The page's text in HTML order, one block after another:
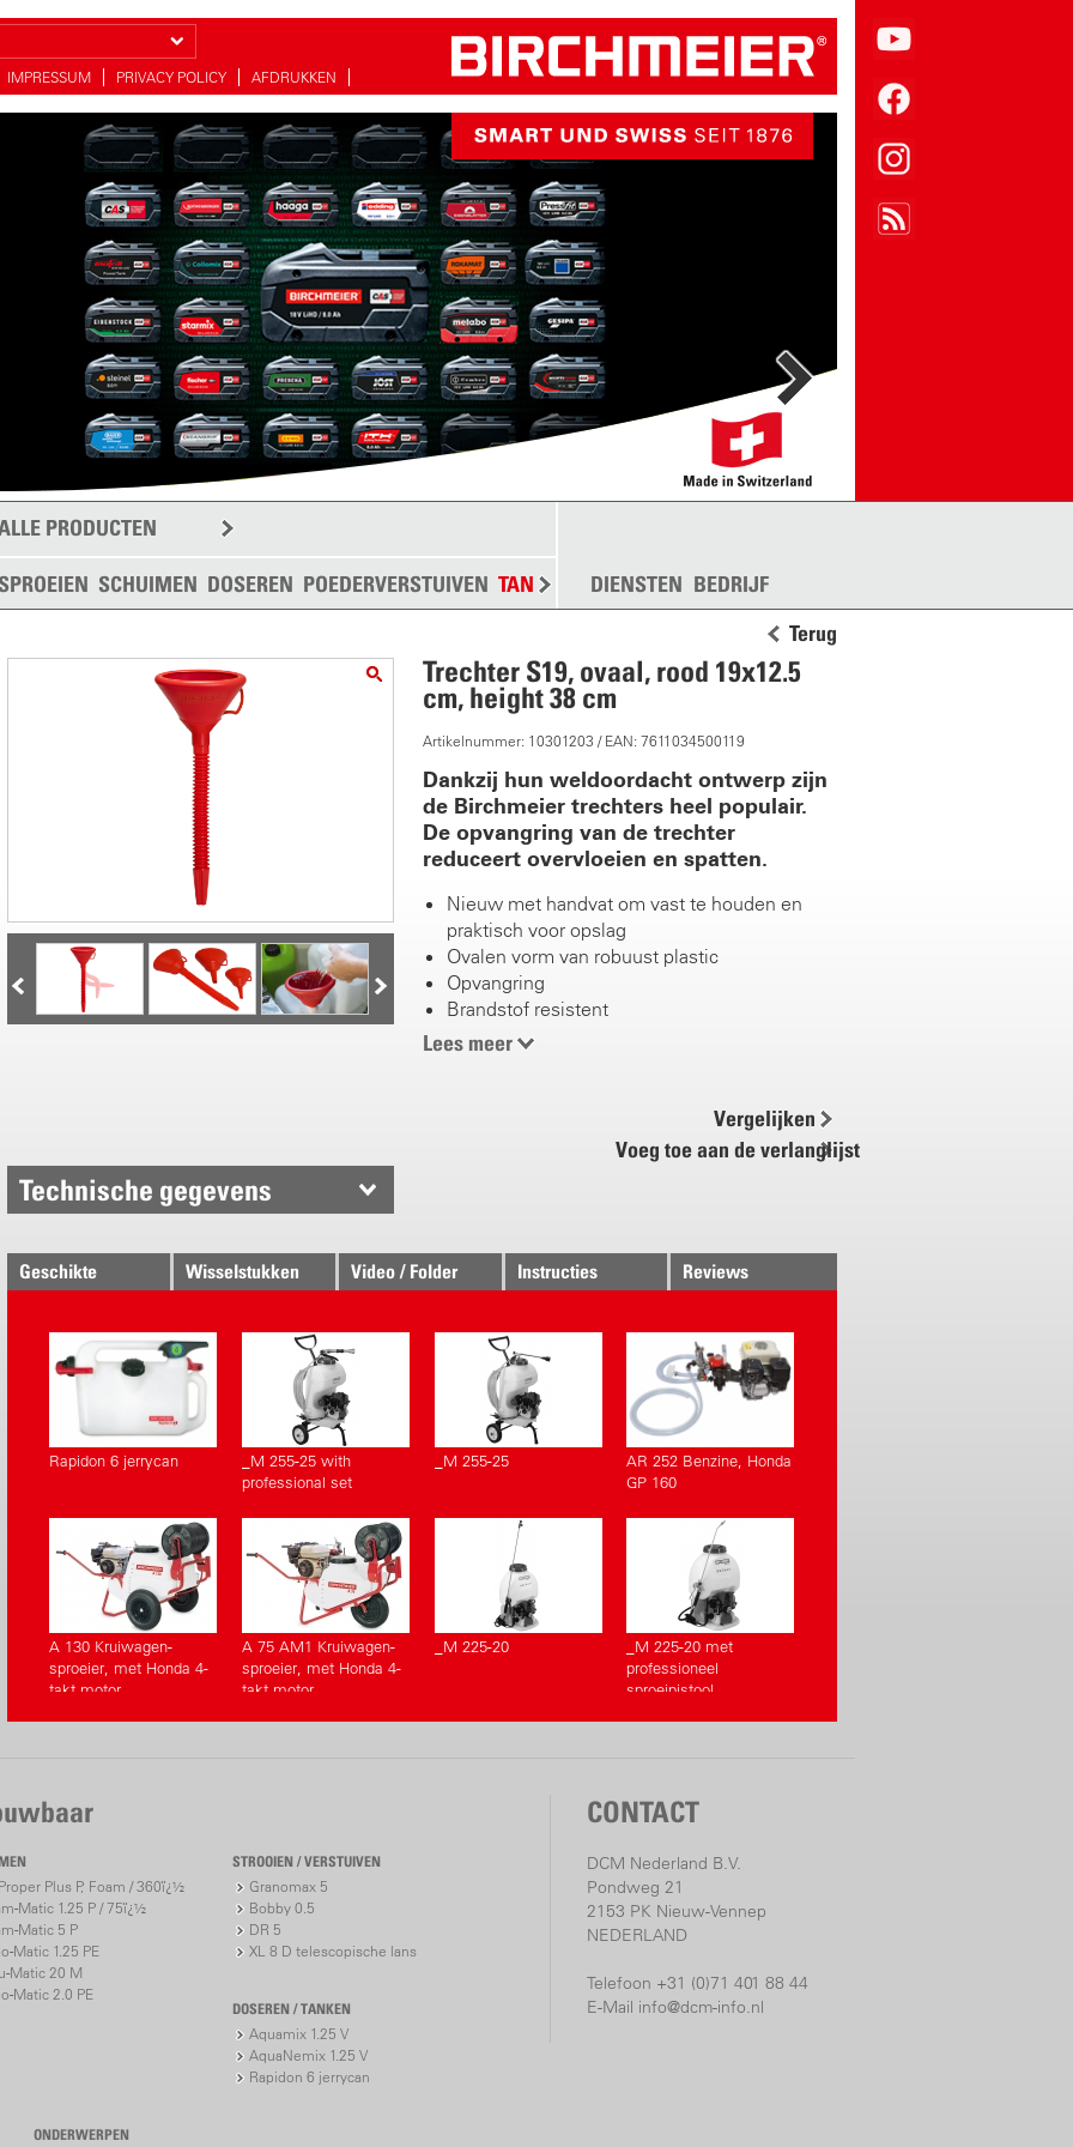
IMPRESSUM PRIVACY POLICY AFDRUKKEN
voor uw tuin meer
PRODUCTEN
SCHUIMEN DOSEREN POEDERVERSTUIVEN TANKEN STROOIEN MEER
DIENSTEN BEDRIJF
Terug
Trechter S19, ovaal, rood 19x12.5
cm, height 38 cm
Artikelnummer: 10301203 / EAN: 7611034500119
Dankzij hun weldoordacht ontwerp zijn
de Birchmeier trechters heel populair.
De opvangring van de trechter
reduceert overvloeien en spatten.
Nieuw met handvat om vast te houden en
praktisch voor opslag
Ovalen vorm van robuust plastic
Opvangring
Brandstof resistent
Fijnmazige koperen zeef met geperforeerd
Lees meer
Vergelijken
Voeg toe aan de verlanglijst
Technische gegevens
Geschikte
Wisselstukken Video / Folder Instructies Reviews
Rapidon 6 jerrycan
_M 255-25 with
professional set
_M 255-25
AR 252 Benzine, Honda
GP 160
A 130 Kruiwagen-
sproeier, met Honda 4-
takt motor
A 75 AM1 Kruiwagen-
sproeier, met Honda 4-
takt motor
_M 225-20
_M 225-20 met
professioneel
sproeipistool
Plus P, Foam / 360ï¿½
Matic 1.25 P / 75ï¿½
Matic 5 P
Matic 1.25 PE
Matic 20 M
Matic 2.0 PE
STROOIEN / VERSTUIVEN
Granomax 5
Bobby 0.5
DR 5
XL 8 D telescopische lans
DOSEREN / TANKEN
Aquamix 1.25 V
AquaNemix 1.25 V
Rapidon 6 jerrycan
ONDERWERPEN
CONTACT
DCM Nederland B.V.
Pondweg 21
2153 PK Nieuw-Vennep
NEDERLAND
Telefoon +31 (0)71 401 88 44
E-Mail info@dcm-info.nl